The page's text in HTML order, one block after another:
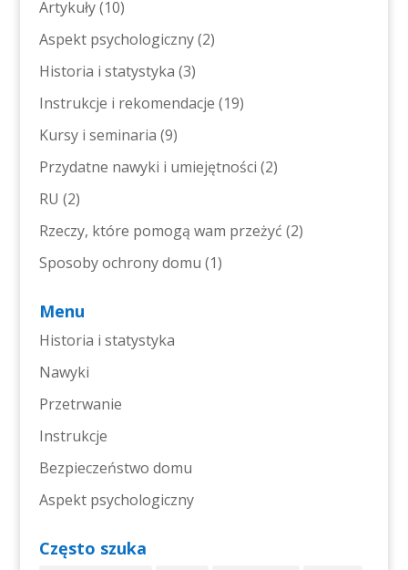
Artykuły(10)
Aspekt psychologiczny(2)
Historia i statystyka (3)
Instrukcje i rekomendacje (19)
Kursy i seminaria (9)
Przydatne nawyki i umiejętności (2)
RU (2)
Rzeczy, które pomogą wam przeżyć (2)
Sposoby ochrony domu (1)
Menu
Historia i statystyka
Nawyki
Przetrwanie
Instrukcje
Bezpieczeństwo domu
Aspekt psychologiczny
Często szuka